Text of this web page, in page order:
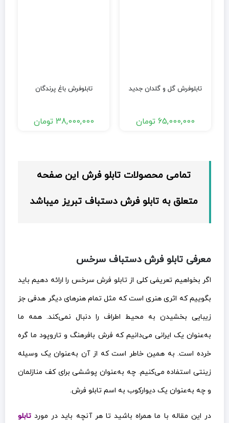
تابلوفرش گل و گلدان جدید
65,000,000 تومان
تابلوفرش باغ پرندگان
38,000,000 تومان
تمامی محصولات تابلو فرش این صفحه
متعلق به تابلو فرش دستباف تبریز میباشد
معرفی تابلو فرش دستباف سرخس
اگر بخواهیم تعریفی کلی از تابلو فرش سرخس را ارائه دهیم باید
بگوییم که اثری هنری است که مثل تمام هنرهای دیگر هدفی جز
زیبایی بخشیدن به محیط اطراف را دنبال نمی‌کند. همه ما
به‌عنوان یک ایرانی می‌دانیم که فرش بافرهنگ و تاروپود ما گره
خرده است. به همین خاطر است که از آن به‌عنوان یک وسیله
زینتی استفاده می‌کنیم. چه به‌عنوان پوششی برای کف منازلمان
و چه به‌عنوان یک دیوارکوب به اسم تابلو فرش.
در این مقاله با ما همراه باشید تا هر آنچه باید در مورد تابلو